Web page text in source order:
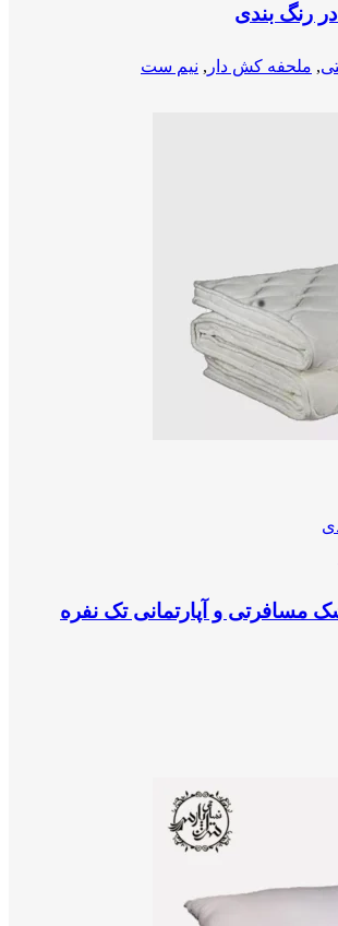
رنگ بندی
, ملحفه کش دار , نیم ست
مسافرتی و آپارتمانی تک نفره